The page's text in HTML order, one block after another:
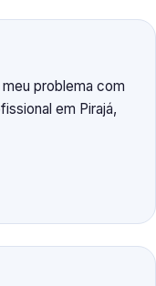
problema com
em Pirajá,